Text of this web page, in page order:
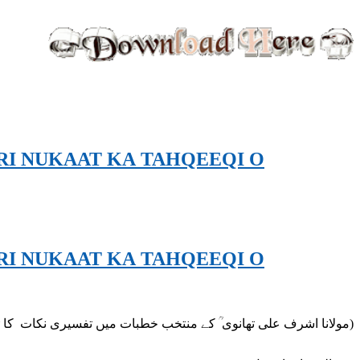
NUKAAT KA TAHQEEQI O
NUKAAT KA TAHQEEQI O
مولانا اشرف علی تھانوی ؒ کے منتخب خطبات میں تفسیری نکات کا تحقیقی و تجزیاتی مطالعہ ( جلد 1 تا 2)